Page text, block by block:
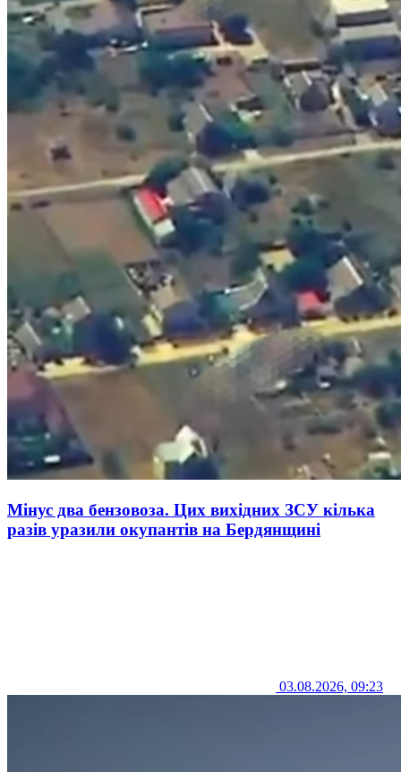
Мінус два бензовоза. Цих вихідних ЗСУ кілька
разів уразили окупантів на Бердянщині
03.08.2026, 09:23